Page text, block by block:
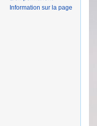
Information sur la page